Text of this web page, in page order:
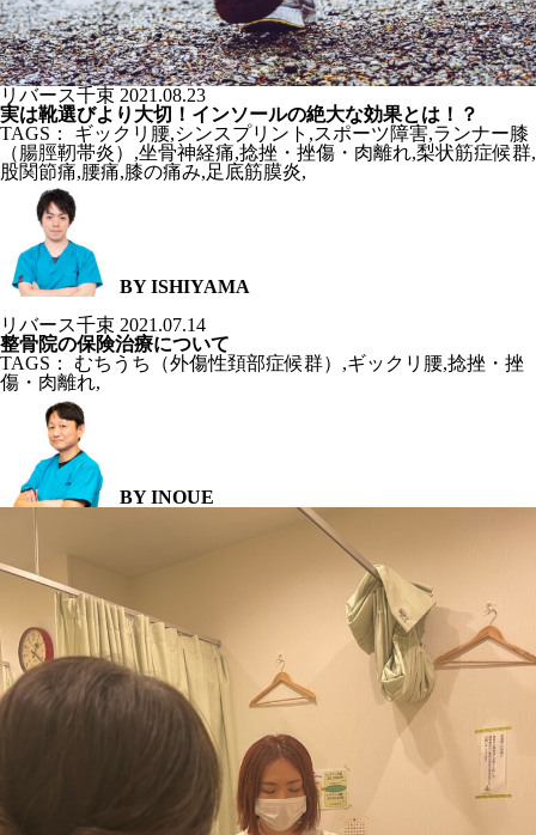
リバース千束 2021.08.23
実は靴選びより大切！インソールの絶大な効果とは！？
TAGS：
ギックリ腰,シンスプリント ,スポーツ障害,ランナー膝
（腸脛靭帯炎） ,坐骨神経痛,捻挫・挫傷・肉離れ,梨状筋症候群,
股関節痛,腰痛,膝の痛み,足底筋膜炎,
BY ISHIYAMA
リバース千束 2021.07.14
整骨院の保険治療について
TAGS：
むちうち（外傷性頚部症候群） ,ギックリ腰,捻挫・挫
傷・肉離れ,
BY INOUE